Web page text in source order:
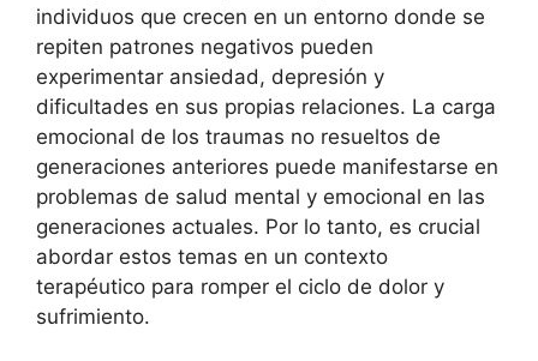
individuos que crecen en un entorno donde se
repiten patrones negativos pueden
experimentar ansiedad, depresión y
dificultades en sus propias relaciones. La carga
emocional de los traumas no resueltos de
generaciones anteriores puede manifestarse en
problemas de salud mental y emocional en las
generaciones actuales. Por lo tanto, es crucial
abordar estos temas en un contexto
terapéutico para romper el ciclo de dolor y
sufrimiento.